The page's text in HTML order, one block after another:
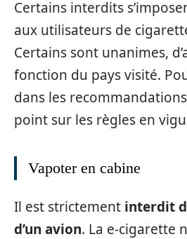
Certains interdits
aux utilisateurs de
Certains sont unanimes,
fonction du pays visité.
dans les
point sur les règles en
Vapoter en cabine
Il est strictement interdit
d’un avion. La e-cigarette